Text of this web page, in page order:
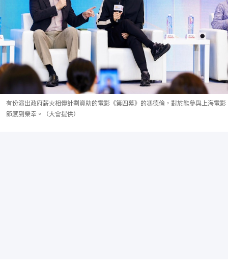
有份演出政府薪火相傳計劃資助的電影《第四幕》的馮德倫，對於能參與上海電影
節感到榮幸。（大會提供）